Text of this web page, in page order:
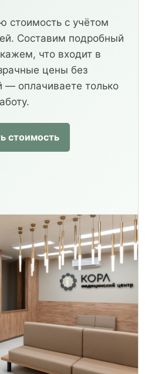
стоимость с учётом
Составим подробный
что входит в
цены без
— оплачиваете только
стоимость